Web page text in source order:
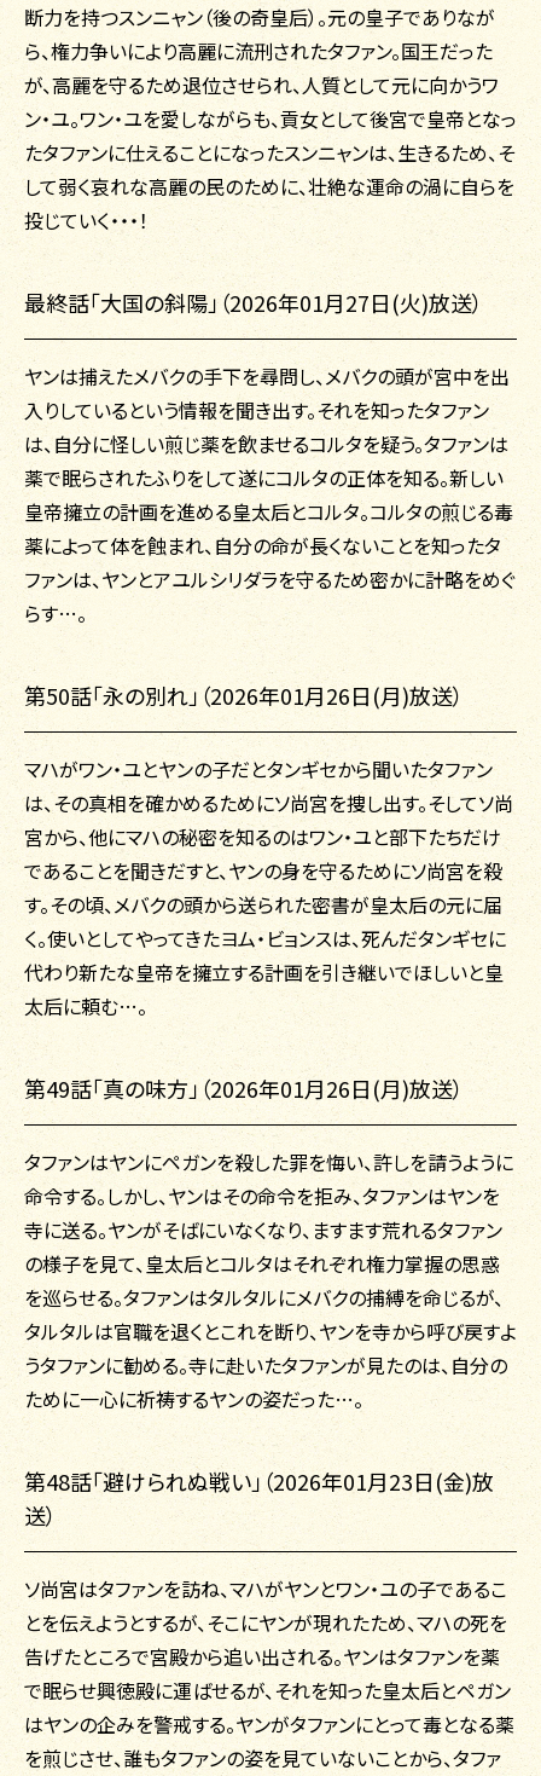
断力を持つスンニャン（後の奇皇后）。元の皇子でありなが
ら、権力争いにより高麗に流刑されたタファン。国王だった
が、高麗を守るため退位させられ、人質として元に向かうワ
ン・ユ。ワン・ユを愛しながらも、貢女として後宮で皇帝となっ
たタファンに仕えることになったスンニャンは、生きるため、そ
して弱く哀れな高麗の民のために、壮絶な運命の渦に自らを
投じていく・・・！
最終話「大国の斜陽」（2026年01月27日(火)放送）
ヤンは捕えたメバクの手下を尋問し、メバクの頭が宮中を出
入りしているという情報を聞き出す。それを知ったタファン
は、自分に怪しい煎じ薬を飲ませるコルタを疑う。タファンは
薬で眠らされたふりをして遂にコルタの正体を知る。新しい
皇帝擁立の計画を進める皇太后とコルタ。コルタの煎じる毒
薬によって体を蝕まれ、自分の命が長くないことを知ったタ
ファンは、ヤンとアユルシリダラを守るため密かに計略をめぐ
らす…。
第50話「永の別れ」（2026年01月26日(月)放送）
マハがワン・ユとヤンの子だとタンギセから聞いたタファン
は、その真相を確かめるためにソ尚宮を捜し出す。そしてソ尚
宮から、他にマハの秘密を知るのはワン・ユと部下たちだけ
であることを聞きだすと、ヤンの身を守るためにソ尚宮を殺
す。その頃、メバクの頭から送られた密書が皇太后の元に届
く。使いとしてやってきたヨム・ビョンスは、死んだタンギセに
代わり新たな皇帝を擁立する計画を引き継いでほしいと皇
太后に頼む…。
第49話「真の味方」（2026年01月26日(月)放送）
タファンはヤンにペガンを殺した罪を悔い、許しを請うように
命令する。しかし、ヤンはその命令を拒み、タファンはヤンを
寺に送る。ヤンがそばにいなくなり、ますます荒れるタファン
の様子を見て、皇太后とコルタはそれぞれ権力掌握の思惑
を巡らせる。タファンはタルタルにメバクの捕縛を命じるが、
タルタルは官職を退くとこれを断り、ヤンを寺から呼び戻すよ
うタファンに勧める。寺に赴いたタファンが見たのは、自分の
ために一心に祈祷するヤンの姿だった…。
第48話「避けられぬ戦い」（2026年01月23日(金)放
送）
ソ尚宮はタファンを訪ね、マハがヤンとワン・ユの子であるこ
とを伝えようとするが、そこにヤンが現れたため、マハの死を
告げたところで宮殿から追い出される。ヤンはタファンを薬
で眠らせ興徳殿に運ばせるが、それを知った皇太后とペガン
はヤンの企みを警戒する。ヤンがタファンにとって毒となる薬
を煎じさせ、誰もタファンの姿を見ていないことから、タファ